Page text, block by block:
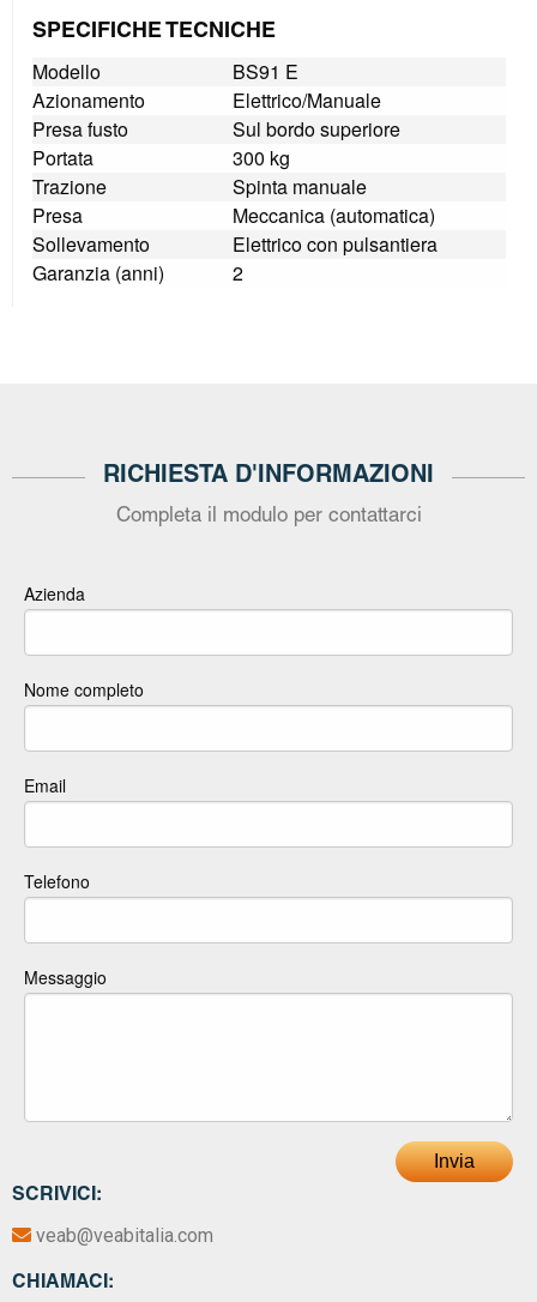
SPECIFICHE TECNICHE
Modello
BS91 E
Azionamento
Elettrico/Manuale
Presa fusto
Sul bordo superiore
Portata
300 kg
Trazione
Spinta manuale
Presa
Meccanica (automatica)
Sollevamento
Elettrico con pulsantiera
Garanzia (anni)
2
RICHIESTA D'INFORMAZIONI
Completa il modulo per contattarci
SCRIVICI:
veab@veabitalia.com
CHIAMACI:
Azienda
Nome completo
Email
Telefono
Messaggio
Invia